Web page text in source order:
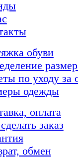
обуви
по уходу за
одежды
оплата
заказ
обмен